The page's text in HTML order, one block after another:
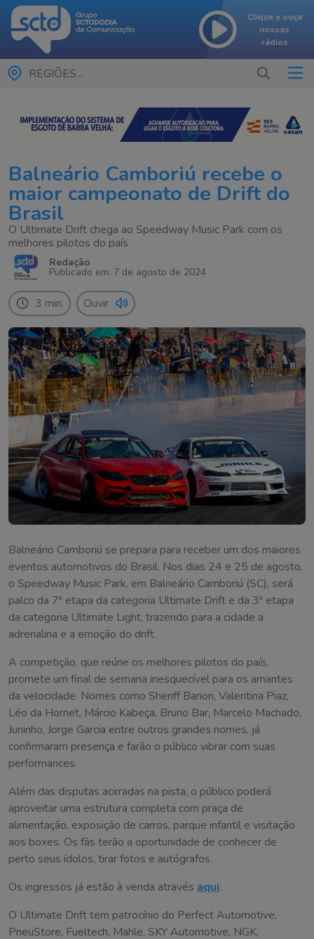
Clique e ouça
nossas
rádios
REGIÕES...
Balneário Camboriú recebe o
maior campeonato de Drift do
Brasil
O Ultimate Drift chega ao Speedway Music Park com os
melhores pilotos do país
Redação
Publicado em: 7 de agosto de 2024
3 min. Ouvir
Balneário Camboriú se prepara para receber um dos maiores
eventos automotivos do Brasil. Nos dias 24 e 25 de agosto,
o Speedway Music Park, em Balneário Camboriú (SC), será
palco da 7ª etapa da categoria Ultimate Drift e da 3ª etapa
da categoria Ultimate Light, trazendo para a cidade a
adrenalina e a emoção do drift.
A competição, que reúne os melhores pilotos do país,
promete um final de semana inesquecível para os amantes
da velocidade. Nomes como Sheriff Barion, Valentina Piaz,
Léo da Hornet, Márcio Kabeça, Bruno Bar, Marcelo Machado,
Juninho, Jorge Garcia entre outros grandes nomes, já
confirmaram presença e farão o público vibrar com suas
performances.
Além das disputas acirradas na pista, o público poderá
aproveitar uma estrutura completa com praça de
alimentação, exposição de carros, parque infantil e visitação
aos boxes. Os fãs terão a oportunidade de conhecer de
perto seus ídolos, tirar fotos e autógrafos.
Os ingressos já estão à venda através aqui:
O Ultimate Drift tem patrocínio do Perfect Automotive,
PneuStore, Fueltech, Mahle, SKY Automotive, NGK,